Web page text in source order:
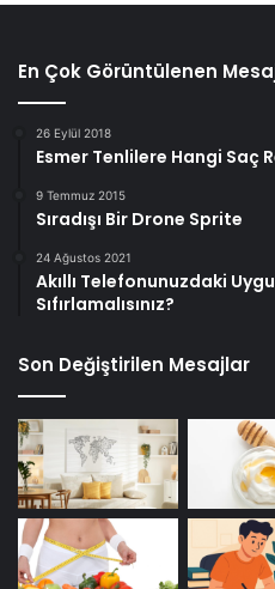
En Çok Görüntülenen
26 Eylül 2018
Esmer Tenlilere Hangi Saç
9 Temmuz 2015
Sıradışı Bir Drone Sprite
24 Ağustos 2021
Akıllı Telefonunuzdaki
Sıfırlamalısınız?
Son Değiştirilen Mesajlar